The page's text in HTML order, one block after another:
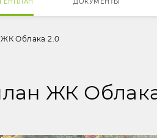
ЖК Облака 2.0
ЖК